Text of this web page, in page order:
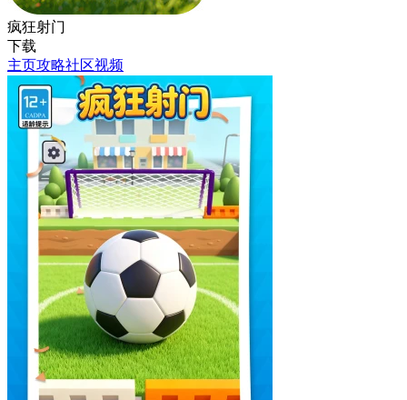
疯狂射门
下载
主页攻略社区视频